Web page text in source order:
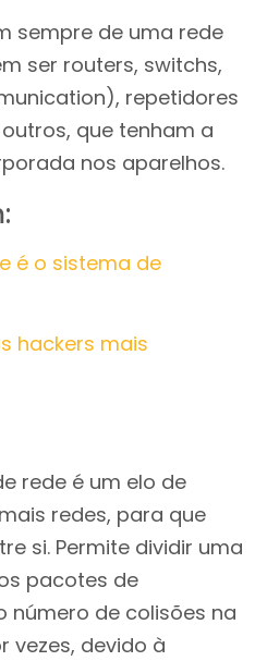
sempre de uma rede
ser routers, switchs,
repetidores
que tenham a
nos aparelhos.
é o sistema de
hackers mais
rede é um elo de
redes, para que
si. Permite dividir uma
pacotes de
número de colisões na
vezes, devido à